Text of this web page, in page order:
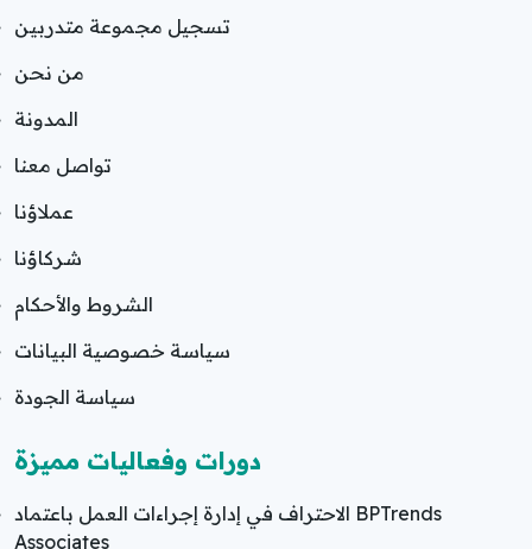
تسجيل مجموعة متدربين
من نحن
المدونة
تواصل معنا
عملاؤنا
شركاؤنا
الشروط والأحكام
سياسة خصوصية البيانات
سياسة الجودة
دورات وفعاليات مميزة
الاحتراف في إدارة إجراءات العمل باعتماد BPTrends
Associates